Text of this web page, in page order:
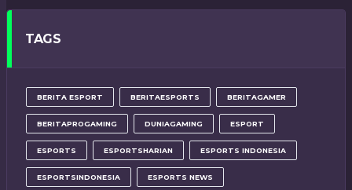
TAGS
BERITA ESPORT BERITAESPORTS BERITAGAMER
BERITAPROGAMING DUNIAGAMING ESPORT
ESPORTS ESPORTSHARIAN ESPORTS INDONESIA
ESPORTSINDONESIA ESPORTS NEWS